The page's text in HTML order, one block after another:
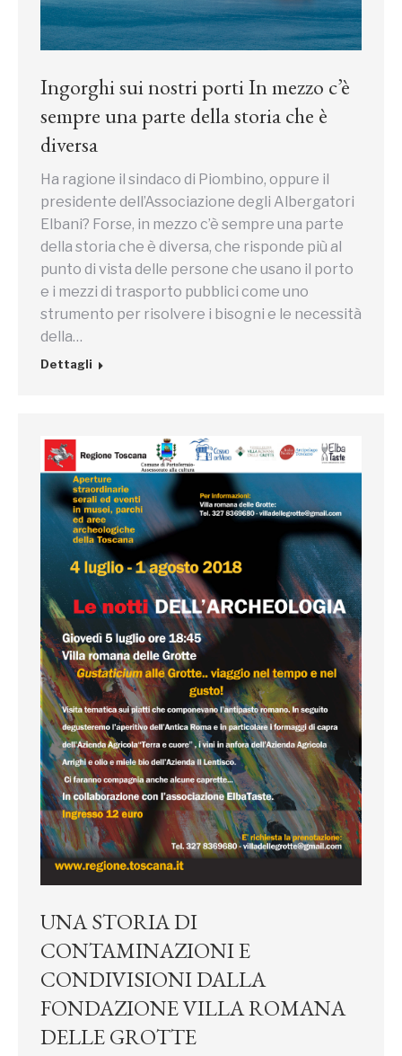
Ingorghi sui nostri porti In mezzo c’è
sempre una parte della storia che è
diversa
Ha ragione il sindaco di Piombino, oppure il
presidente dell’Associazione degli Albergatori
Elbani? Forse, in mezzo c’è sempre una parte
della storia che è diversa, che risponde più al
punto di vista delle persone che usano il porto
e i mezzi di trasporto pubblici come uno
strumento per risolvere i bisogni e le necessità
della…
Dettagli
UNA STORIA DI
CONTAMINAZIONI E
CONDIVISIONI DALLA
FONDAZIONE VILLA ROMANA
DELLE GROTTE